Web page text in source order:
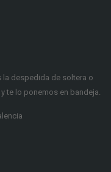
la despedida de soltera o
te lo ponemos en bandeja.